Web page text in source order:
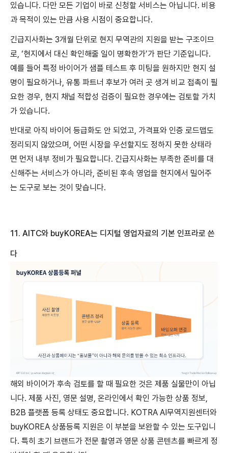
있습니다. 다만 모든 기업이 바로 신청할 서비스는 아닙니다. 비용
과 목적이 있는 만큼 사용 시점이 중요합니다.
긴급지사화는 3개월 단위로 현지 무역관의 지원을 받는 구조이므
로, ‘현지에서 대신 확인해줄 일이 명확한가’가 판단 기준입니다.
예를 들어 특정 바이어가 샘플 테스트 후 미팅을 원하지만 현지 설
명이 필요하거나, 유통 파트너 후보가 여러 곳 생겨 비교 접촉이 필
요한 경우, 현지 채널 적합성 검증이 필요한 경우에는 검토할 가치
가 있습니다.
반대로 아직 바이어 등급화도 안 되었고, 가격표와 인증 로드맵도
정리되지 않았으며, 어떤 시장을 우선할지도 정하지 못한 상태라
면 먼저 내부 정비가 필요합니다. 긴급지사화는 부족한 준비를 대
신해주는 서비스가 아니라, 준비된 후속 영업을 현지에서 밀어주
는 도구로 보는 것이 맞습니다.
11. AITC와 buyKOREA는 디지털 영업자료의 기본 인프라로 쓴
다
해외 바이어가 후속 검토를 할 때 필요한 것은 제품 실물만이 아닙
니다. 제품 사진, 영문 설명, 온라인에서 확인 가능한 상품 정보,
B2B 플랫폼 등록 상태도 중요합니다. KOTRA AI무역지원센터와
buyKOREA 상품등록 지원은 이 부분을 보완할 수 있는 도구입니
다. 특히 초기 브랜드가 전문 촬영과 영문 상품 콘텐츠를 빠르게 정